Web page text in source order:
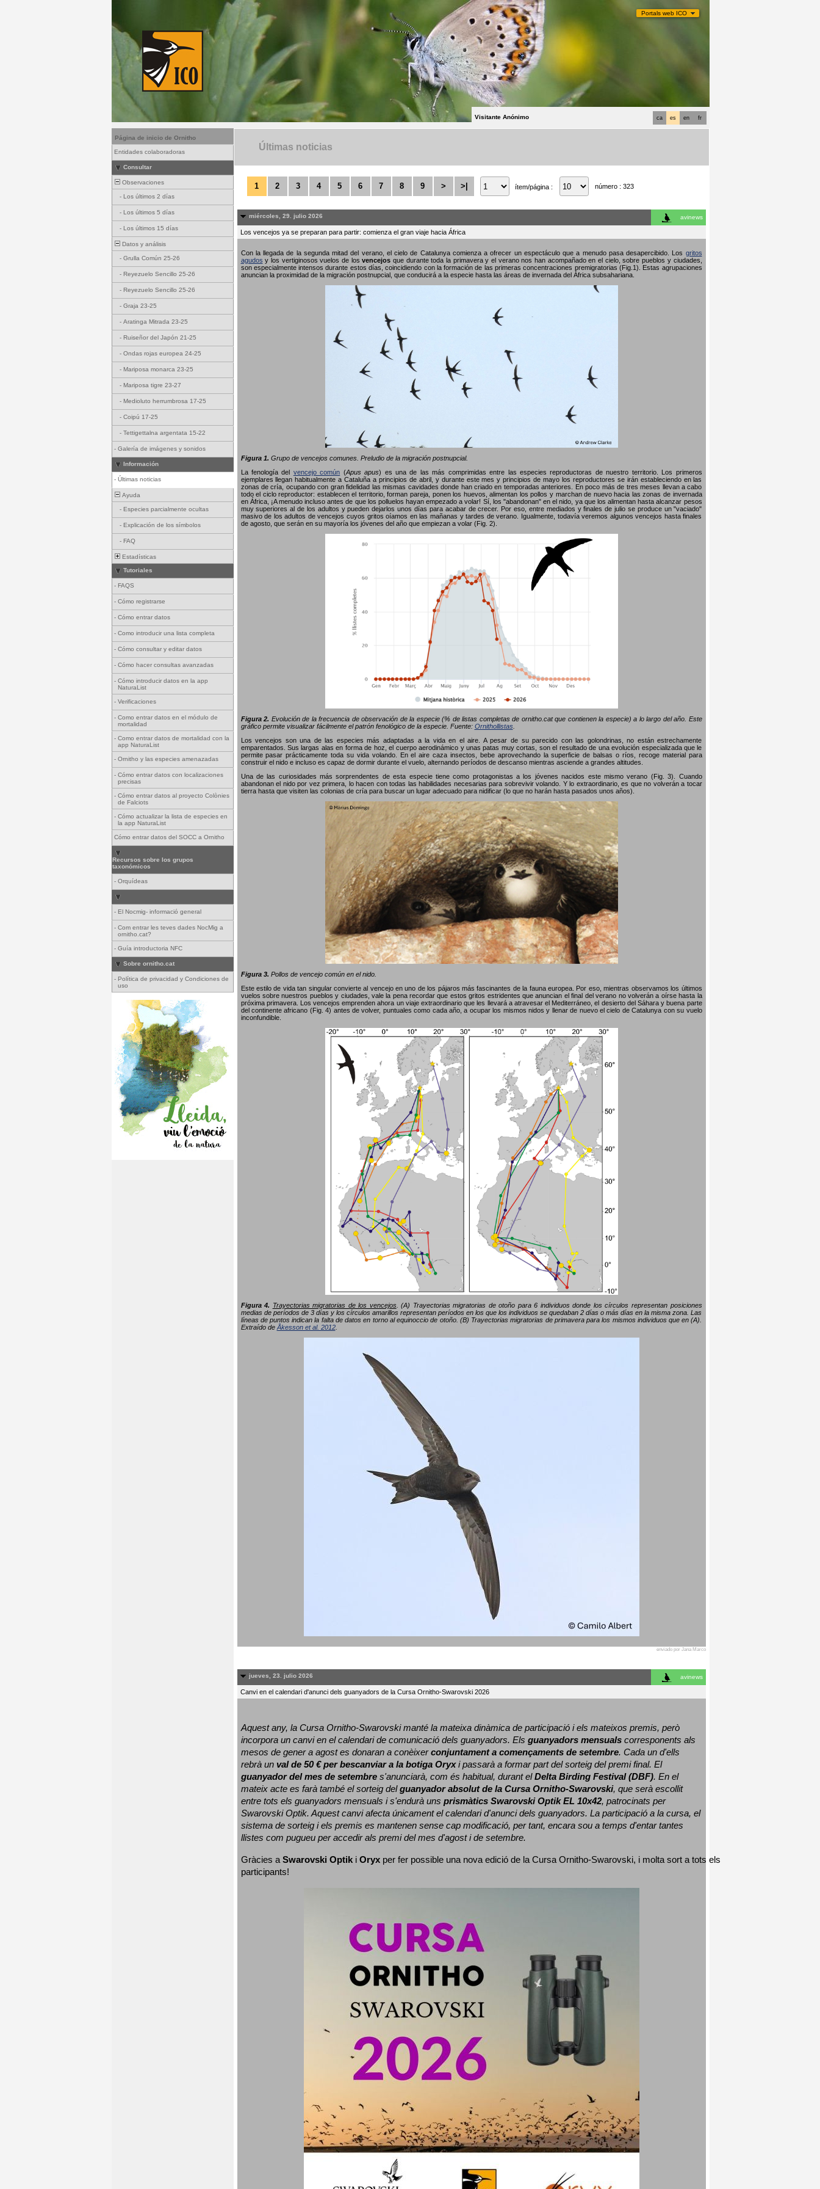
Portals web ICO
fr
en
es
ca
Visitante Anónimo
Página de inicio de Ornitho
Entidades colaboradoras
Consultar
Observaciones
- Los últimos 2 días
- Los últimos 5 días
- Los últimos 15 días
Datos y análisis
- Grulla Común 25-26
- Reyezuelo Sencillo 25-26
- Reyezuelo Sencillo 25-26
- Graja 23-25
- Aratinga Mitrada 23-25
- Ruiseñor del Japón 21-25
- Ondas rojas europea 24-25
- Mariposa monarca 23-25
- Mariposa tigre 23-27
- Medioluto herrumbrosa 17-25
- Coipú 17-25
- Tettigettalna argentata 15-22
- Galería de imágenes y sonidos
Información
- Últimas noticias
Ayuda
- Especies parcialmente ocultas
- Explicación de los símbolos
- FAQ
Estadísticas
Tutoriales
- FAQS
- Cómo registrarse
- Cómo entrar datos
- Como introducir una lista completa
- Cómo consultar y editar datos
- Cómo hacer consultas avanzadas
- Cómo introducir datos en la app
NaturaList
- Verificaciones
- Como entrar datos en el módulo de
mortalidad
- Como entrar datos de mortalidad con la
app NaturaList
- Ornitho y las especies amenazadas
- Cómo entrar datos con localizaciones
precisas
- Cómo entrar datos al proyecto Colònies
de Falciots
- Cómo actualizar la lista de especies en
la app NaturaList
Cómo entrar datos del SOCC a Ornitho
Recursos sobre los grupos
taxonómicos
- Orquídeas
- El Nocmig- informació general
- Com entrar les teves dades NocMig a
ornitho.cat?
- Guía introductoria NFC
Sobre ornitho.cat
- Política de privacidad y Condiciones de
uso
Últimas noticias
1 2 3 4 5 6 7 8 9 > >| ítem/página : número : 323
miércoles, 29. julio 2026 avinews
Los vencejos ya se preparan para partir: comienza el gran viaje hacia África
Con la llegada de la segunda mitad del verano, el cielo de Catalunya comienza a ofrecer un espectáculo que a menudo pasa desapercibido. Los gritos
agudos y los vertiginosos vuelos de losvencejos que durante toda la primavera y el verano nos han acompañado en el cielo, sobre pueblos y ciudades,
son especialmente intensos durante estos días, coincidiendo con la formación de las primeras concentraciones premigratorias (Fig.1). Estas agrupaciones
anuncian la proximidad de la migración postnupcial, que conducirá a la especie hasta las áreas de invernada del África subsahariana.
Figura 1. Grupo de vencejos comunes. Preludio de la migración postnupcial.
La fenología del vencejo común (Apus apus) es una de las más comprimidas entre las especies reproductoras de nuestro territorio. Los primeros
ejemplares llegan habitualmente a Cataluña a principios de abril, y durante este mes y principios de mayo los reproductores se irán estableciendo en las
zonas de cría, ocupando con gran fidelidad las mismas cavidades donde han criado en temporadas anteriores. En poco más de tres meses llevan a cabo
todo el ciclo reproductor: establecen el territorio, forman pareja, ponen los huevos, alimentan los pollos y marchan de nuevo hacia las zonas de invernada
en África, ¡A menudo incluso antes de que los polluelos hayan empezado a volar! Sí, los "abandonan" en el nido, ya que los alimentan hasta alcanzar pesos
muy superiores al de los adultos y pueden dejarlos unos días para acabar de crecer. Por eso, entre mediados y finales de julio se produce un "vaciado"
masivo de los adultos de vencejos cuyos gritos oíamos en las mañanas y tardes de verano. Igualmente, todavía veremos algunos vencejos hasta finales
de agosto, que serán en su mayoría los jóvenes del año que empiezan a volar (Fig. 2).
Figura 2. Evolución de la frecuencia de observación de la especie (% de listas completas de ornitho.cat que contienen la especie) a lo largo del año. Este
gráfico permite visualizar fácilmente el patrón fenológico de la especie. Fuente: Ornithollistas.
Los vencejos son una de las especies más adaptadas a la vida en el aire. A pesar de su parecido con las golondrinas, no están estrechamente
emparentados. Sus largas alas en forma de hoz, el cuerpo aerodinámico y unas patas muy cortas, son el resultado de una evolución especializada que le
permite pasar prácticamente toda su vida volando. En el aire caza insectos, bebe aprovechando la superficie de balsas o ríos, recoge material para
construir el nido e incluso es capaz de dormir durante el vuelo, alternando períodos de descanso mientras asciende a grandes altitudes.
Una de las curiosidades más sorprendentes de esta especie tiene como protagonistas a los jóvenes nacidos este mismo verano (Fig. 3). Cuando
abandonan el nido por vez primera, lo hacen con todas las habilidades necesarias para sobrevivir volando. Y lo extraordinario, es que no volverán a tocar
tierra hasta que visiten las colonias de cría para buscar un lugar adecuado para nidificar (lo que no harán hasta pasados ​​unos años).
Figura 3. Pollos de vencejo común en el nido.
Este estilo de vida tan singular convierte al vencejo en uno de los pájaros más fascinantes de la fauna europea. Por eso, mientras observamos los últimos
vuelos sobre nuestros pueblos y ciudades, vale la pena recordar que estos gritos estridentes que anuncian el final del verano no volverán a oírse hasta la
próxima primavera. Los vencejos emprenden ahora un viaje extraordinario que les llevará a atravesar el Mediterráneo, el desierto del Sáhara y buena parte
del continente africano (Fig. 4) antes de volver, puntuales como cada año, a ocupar los mismos nidos y llenar de nuevo el cielo de Catalunya con su vuelo
inconfundible.
Figura 4. Trayectorias migratorias de los vencejos. (A) Trayectorias migratorias de otoño para 6 individuos donde los círculos representan posiciones
medias de períodos de 3 días y los círculos amarillos representan períodos en los que los individuos se quedaban 2 días o más días en la misma zona. Las
líneas de puntos indican la falta de datos en torno al equinoccio de otoño. (B) Trayectorias migratorias de primavera para los mismos individuos que en (A).
Extraído de Åkesson et al. 2012.
enviado por Jana Marco
jueves, 23. julio 2026 avinews
Canvi en el calendari d'anunci dels guanyadors de la Cursa Ornitho-Swarovski 2026
Aquest any, la Cursa Ornitho-Swarovski manté la mateixa dinàmica de participació i els mateixos premis, però
incorpora un canvi en el calendari de comunicació dels guanyadors. Els guanyadors mensuals corresponents als
mesos de gener a agost es donaran a conèixer conjuntament a començaments de setembre. Cada un d'ells
rebrà un val de 50 € per bescanviar a la botiga Oryx i passarà a formar part del sorteig del premi final.
El
guanyador del mes de setembre s'anunciarà, com és habitual, durant el Delta Birding Festival (DBF). En el
mateix acte es farà també el sorteig del guanyador absolut de la Cursa Ornitho-Swarovski, que serà escollit
entre tots els guanyadors mensuals i s'endurà uns prismàtics Swarovski Optik EL 10x42, patrocinats per
Swarovski Optik. Aquest canvi afecta únicament el calendari d'anunci dels guanyadors. La participació a la cursa, el
sistema de sorteig i els premis es mantenen sense cap modificació, per tant, encara sou a temps d'entar tantes
llistes com pugueu per accedir als premi del mes d'agost i de setembre.
Gràcies a Swarovski Optik i Oryx per fer possible una nova edició de la Cursa Ornitho-Swarovski, i molta sort a tots els
participants!